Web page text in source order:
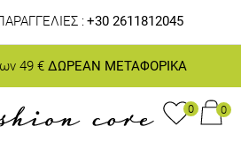
: +30 2611812045
49 € ΔΩΡΕΑΝ ΜΕΤΑΦΟΡΙΚΑ
0 0